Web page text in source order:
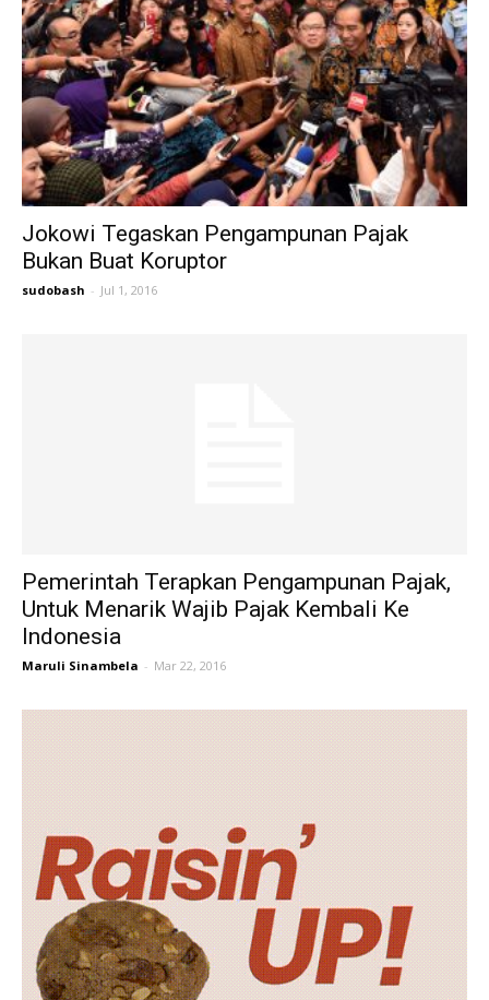
Jokowi Tegaskan Pengampunan Pajak
Bukan Buat Koruptor
sudobash - Jul 1, 2016
Pemerintah Terapkan Pengampunan Pajak,
Untuk Menarik Wajib Pajak Kembali Ke
Indonesia
Maruli Sinambela - Mar 22, 2016